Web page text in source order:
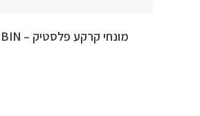
מונחי קרקע פלסטיק – CITY BIN